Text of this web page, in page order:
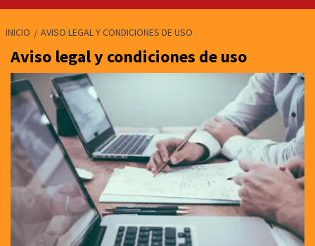
INICIO AVISO LEGAL Y CONDICIONES DE USO
Aviso legal y condiciones de uso